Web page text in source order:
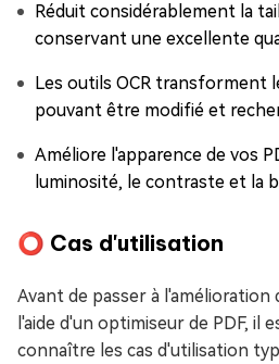
Réduit considérablement la
conservant une excellente
Les outils OCR transforment
pouvant être modifié et
Améliore l'apparence de vos
luminosité, le contraste et la
⭕ Cas d'utilisation
Avant de passer à l'amélioration
l'aide d'un optimiseur de PDF, il
connaître les cas d'utilisation